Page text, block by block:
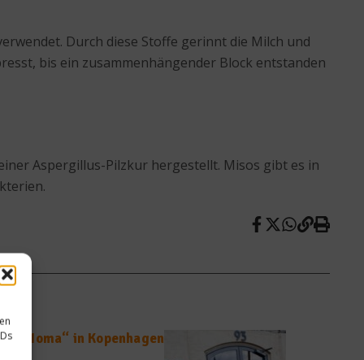
Durch diese Stoffe gerinnt die Milch und
bis ein zusammenhängender Block entstanden
Aspergillus-Pilzkur hergestellt. Misos gibt es in
„Noma“ in Kopenhagen